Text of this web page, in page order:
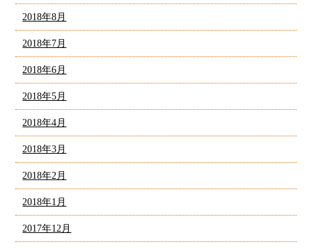
2018年8月
2018年7月
2018年6月
2018年5月
2018年4月
2018年3月
2018年2月
2018年1月
2017年12月